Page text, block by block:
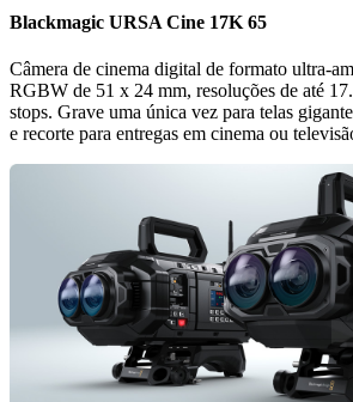
Blackmagic URSA Cine 17K 65
Câmera de cinema digital de formato ultra-
RGBW de 51 x 24 mm, resoluções de até
stops. Grave uma única vez para telas
e recorte para entregas em cinema ou